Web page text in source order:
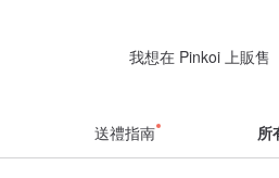
我想在 Pinkoi 上販售
送禮指南 所